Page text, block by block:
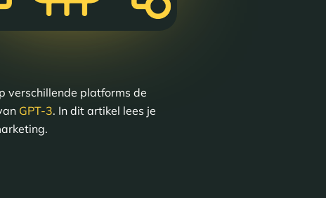
verschillende platforms de
GPT-3. In dit artikel lees je